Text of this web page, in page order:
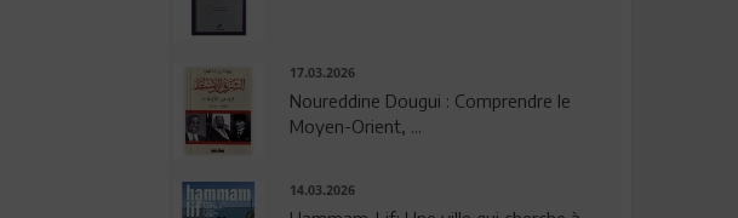
17.03.2026
Noureddine Dougui : Comprendre le
Moyen-Orient, ...
14.03.2026